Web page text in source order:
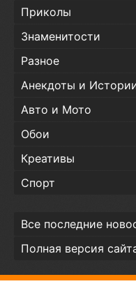
Приколы
Знаменитости
Разное
Анекдоты и
Авто и Мото
Обои
Креативы
Спорт
Все последние
Полная версия